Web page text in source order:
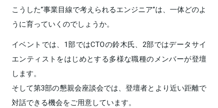
こうした”事業目線で考えられるエンジニア”は、一体どのよ
うに育っていくのでしょうか。
イベントでは、1部ではCTOの鈴木氏、2部ではデータサイ
エンティストをはじめとする多様な職種のメンバーが登壇
します。
そして第3部の懇親会座談会では、登壇者とより近い距離で
対話できる機会をご用意しています。